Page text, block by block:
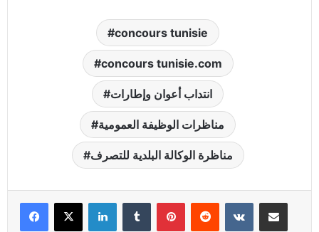
concours tunisie
concours tunisie.com
انتداب أعوان وإطارات
مناظرات الوظيفة العمومية
مناظرة الوكالة البلدية للتصرف
LinkedinTumblr PinterestReddit VKontaktePartager par email